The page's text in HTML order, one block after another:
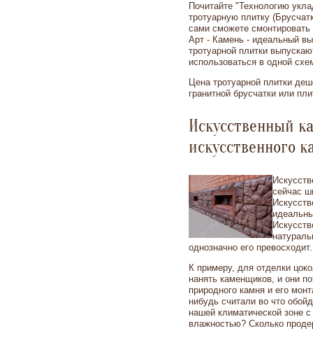
Почитайте "Технологию
тротуарную плитку
сами сможете
Арт - Камень - идеальный
тротуарной плитки
использоваться в одной
Цена тротуарной плитки
гранитной брусчатки или
Искусственный
искусственного
сейчас
однозначно его превосходит.
К примеру, для отделки
нанять каменщиков, и они
природного камня и его
нибудь считали во что
нашей климатической зоне
влажностью? Сколько